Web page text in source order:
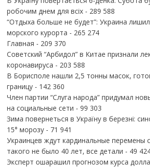
робочим днем для всіх- 289 588
“Отдыха больше не будет”: Украина
морского курорта - 265 274
Главная - 209 370
Советский “Арбидол” в Китае признали
коронавируса - 203 588
В Борисполе нашли 2,5 тонны масок,
границу- 142 360
Член партии “Слуга народа” придумал
на социальные сети - 99 303
Зима повернеться в Україну в березні:
15° морозу- 71 941
Украинцев ждут кардинальные перемены
такого не было 40 лет, все детали - 49
Эксперт ошарашил прогнозом курса